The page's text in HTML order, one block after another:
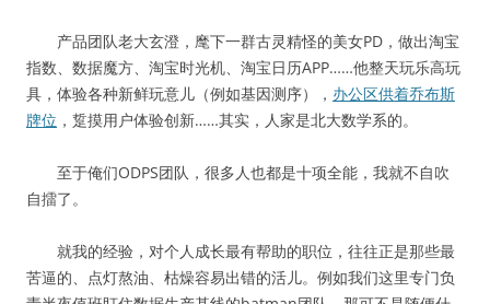
产品团队老大玄澄，麾下一群古灵精怪的美女PD，做出淘宝
指数、数据魔方、淘宝时光机、淘宝日历APP……他整天玩乐高玩
具，体验各种新鲜玩意儿（例如基因测序）， 办公区供着乔布斯
牌位 ，踅摸用户体验创新……其实，人家是北大数学系的。
至于俺们ODPS团队，很多人也都是十项全能，我就不自吹
自擂了。
就我的经验，对个人成长最有帮助的职位，往往正是那些最
苦逼的、点灯熬油、枯燥容易出错的活儿。例如我们这里专门负